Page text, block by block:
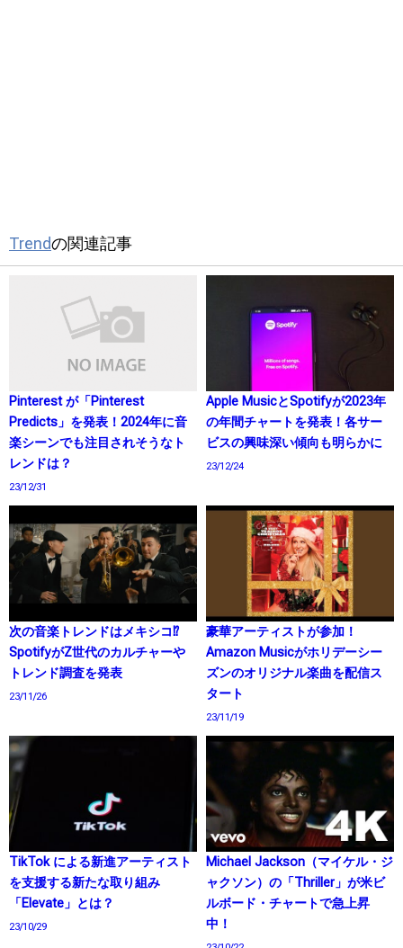
Trendの関連記事
Pinterest が「Pinterest
Predicts」を発表！2024年に音
楽シーンでも注目されそうなト
レンドは？
23/12/31
Apple MusicとSpotifyが2023年
の年間チャートを発表！各サー
ビスの興味深い傾向も明らかに
23/12/24
次の音楽トレンドはメキシコ⁉
SpotifyがZ世代のカルチャーや
トレンド調査を発表
23/11/26
豪華アーティストが参加！
Amazon Musicがホリデーシー
ズンのオリジナル楽曲を配信ス
タート
23/11/19
TikTok による新進アーティスト
を支援する新たな取り組み
「Elevate」とは？
23/10/29
Michael Jackson（マイケル・ジ
ャクソン）の「Thriller」が米ビ
ルボード・チャートで急上昇
中！